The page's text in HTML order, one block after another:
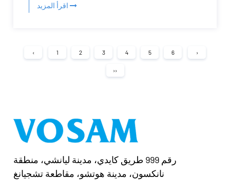
اقرأ المزيد
‹ 1 2 3 4 5 6 ›
››
رقم 999 طريق كايدي، مدينة ليانشي، منطقة
نانكسون، مدينة هوتشو، مقاطعة تشجيانغ